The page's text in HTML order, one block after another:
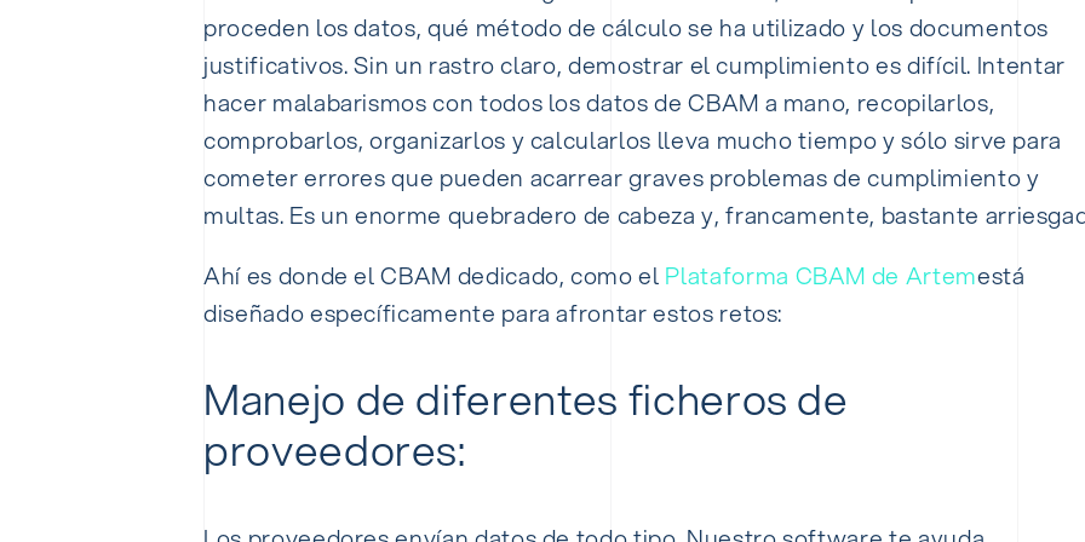
proceden los datos, qué método de cálculo se ha utilizado y los documentos
justificativos. Sin un rastro claro, demostrar el cumplimiento es difícil. Intentar
hacer malabarismos con todos los datos de CBAM a mano, recopilarlos,
comprobarlos, organizarlos y calcularlos lleva mucho tiempo y sólo sirve para
cometer errores que pueden acarrear graves problemas de cumplimiento y
multas. Es un enorme quebradero de cabeza y, francamente, bastante
Ahí es donde el CBAM dedicado, como el Plataforma CBAM de Artemestá
diseñado específicamente para afrontar estos retos:
Manejo de diferentes ficheros de
proveedores: